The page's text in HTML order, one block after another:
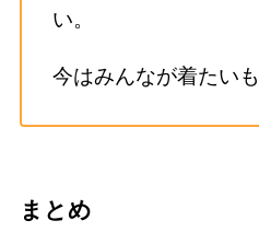
い。
今はみんなが着たい
まとめ